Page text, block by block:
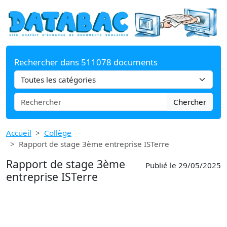
Rechercher dans 511078 documents
Chercher
Accueil
Collège
Rapport de stage 3ème entreprise ISTerre
Rapport de stage 3ème
entreprise ISTerre
Publié le 29/05/2025